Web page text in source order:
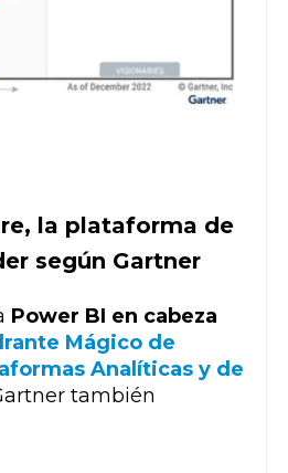
la plataforma de
según Gartner
Power BI en cabeza
Mágico de
Analíticas y de
también